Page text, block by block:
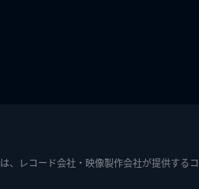
、レコード会社・映像製作会社が提供する